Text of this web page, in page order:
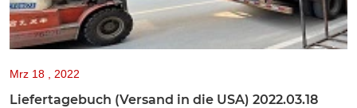
Mrz 18 , 2022
Liefertagebuch (Versand in die USA) 2022.03.18